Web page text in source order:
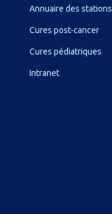
Annuaire des stations
Cures post-cancer
Cures pédiatriques
Intranet